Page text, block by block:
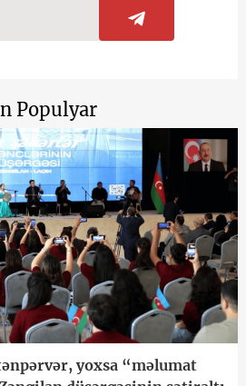
Populyar
yoxsa “məlumat